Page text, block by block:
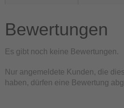
Bewertungen
Es gibt noch keine Bewertungen.
Nur angemeldete Kunden, die
haben, dürfen eine Bewertung